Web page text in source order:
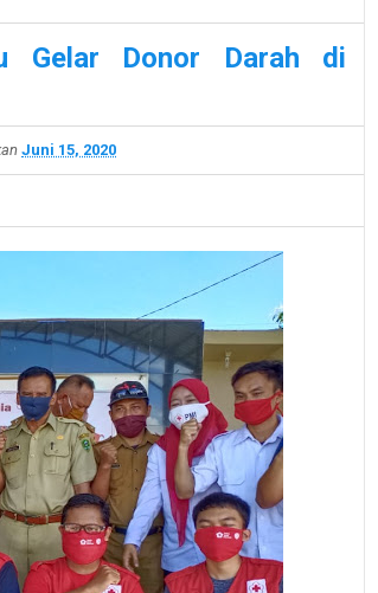
Gelar Donor Darah di
Juni 15, 2020